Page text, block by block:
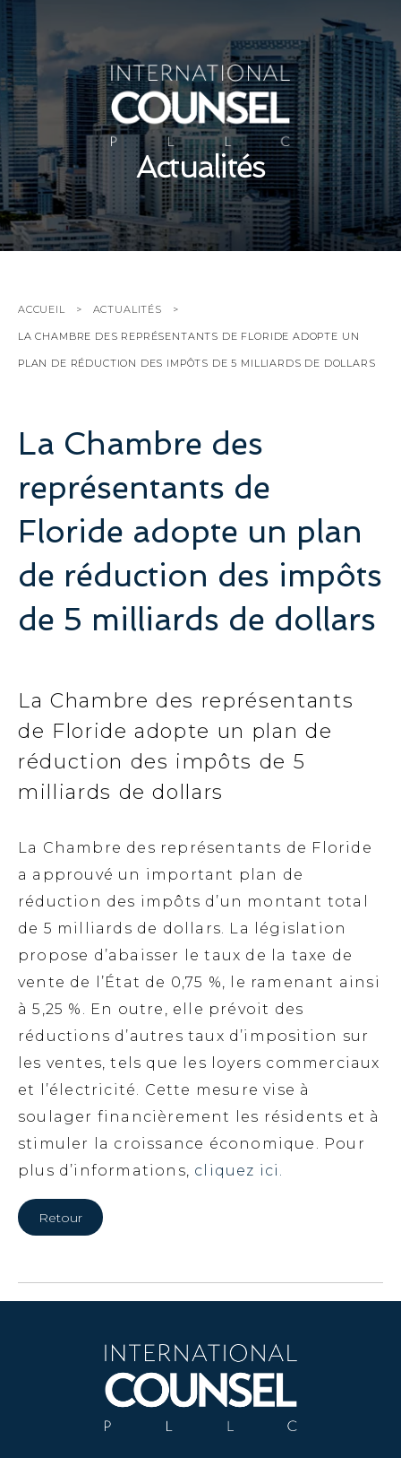
Actualités
ACCUEIL ACTUALITÉS
LA CHAMBRE DES REPRÉSENTANTS DE FLORIDE ADOPTE UN
PLAN DE RÉDUCTION DES IMPÔTS DE 5 MILLIARDS DE DOLLARS
La Chambre des
représentants de
Floride adopte un plan
de réduction des impôts
de 5 milliards de dollars
La Chambre des représentants
de Floride adopte un plan de
réduction des impôts de 5
milliards de dollars
La Chambre des représentants de Floride
a approuvé un important plan de
réduction des impôts d’un montant total
de 5 milliards de dollars. La législation
propose d’abaisser le taux de la taxe de
vente de l’État de 0,75 %, le ramenant ainsi
à 5,25 %. En outre, elle prévoit des
réductions d’autres taux d’imposition sur
les ventes, tels que les loyers commerciaux
et l’électricité. Cette mesure vise à
soulager financièrement les résidents et à
stimuler la croissance économique. Pour
plus d’informations, cliquez ici.
Retour